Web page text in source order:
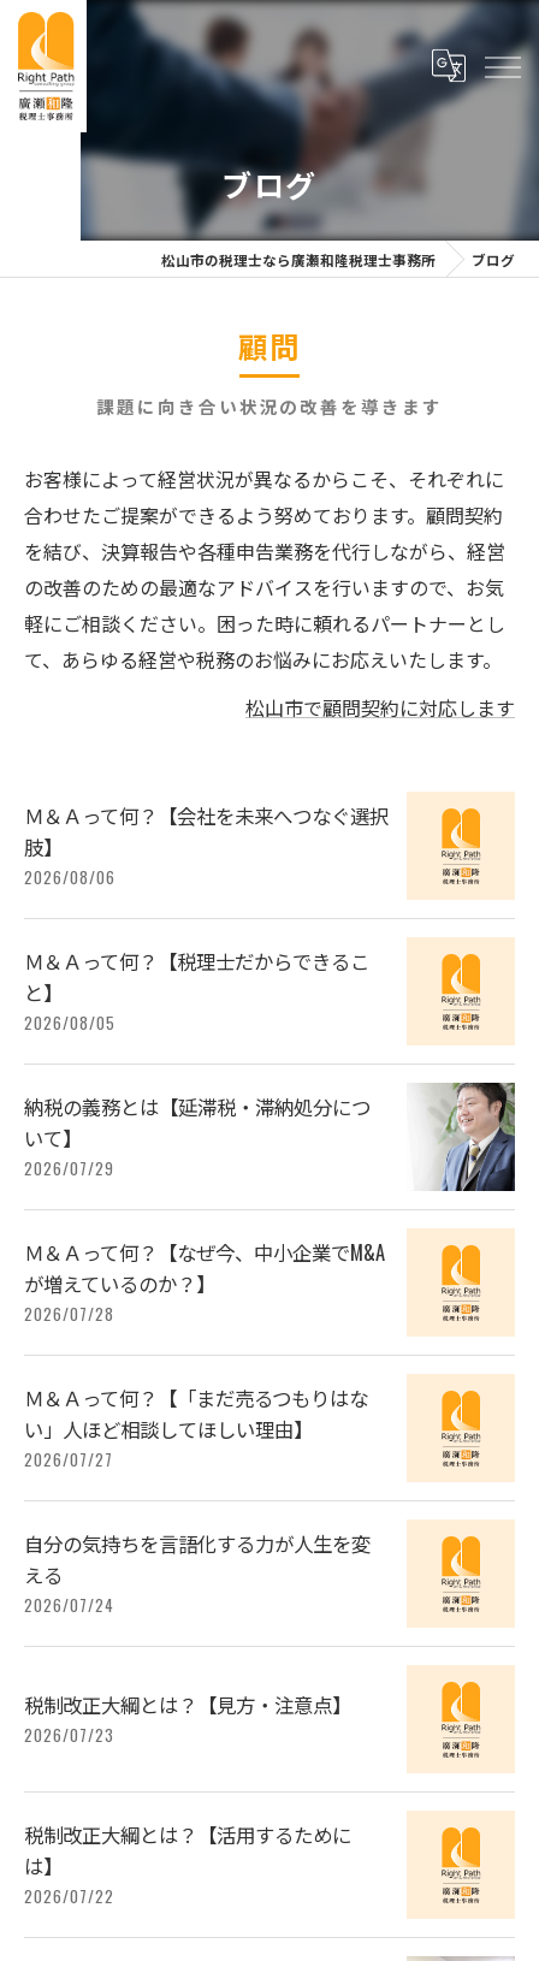
ブログ
松山市の税理士なら廣瀬和隆税理士事務所 ブログ
顧問
課題に向き合い状況の改善を導きます
お客様によって経営状況が異なるからこそ、それぞれに
合わせたご提案ができるよう努めております。顧問契約
を結び、決算報告や各種申告業務を代行しながら、経営
の改善のための最適なアドバイスを行いますので、お気
軽にご相談ください。困った時に頼れるパートナーとし
て、あらゆる経営や税務のお悩みにお応えいたします。
松山市で顧問契約に対応します
Ｍ＆Ａって何？【会社を未来へつなぐ選択
肢】
2026/08/06
Ｍ＆Ａって何？【税理士だからできるこ
と】
2026/08/05
納税の義務とは【延滞税・滞納処分につ
いて】
2026/07/29
Ｍ＆Ａって何？【なぜ今、中小企業でM&A
が増えているのか？】
2026/07/28
Ｍ＆Ａって何？【「まだ売るつもりはな
い」人ほど相談してほしい理由】
2026/07/27
自分の気持ちを言語化する力が人生を変
える
2026/07/24
税制改正大綱とは？【見方・注意点】
2026/07/23
税制改正大綱とは？【活用するために
は】
2026/07/22